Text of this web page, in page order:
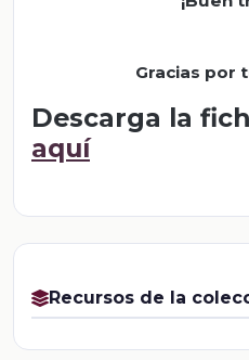
Gracias por
Descarga la
aquí
Recursos de la